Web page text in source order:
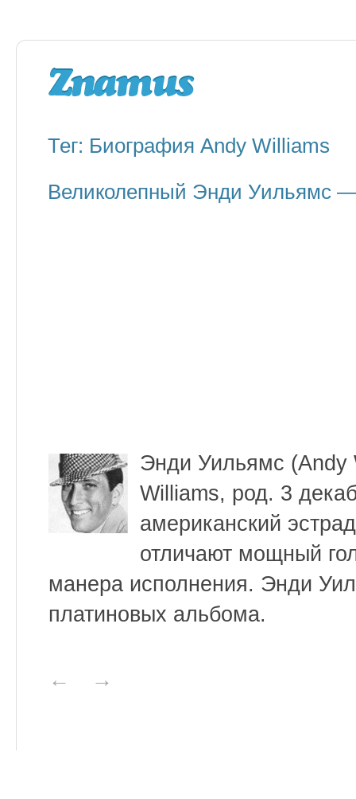
Тег: Биография Andy Williams
Великолепный Энди Уильямс —
Энди Уильямс (Andy
Williams, род. 3
американский
отличают мощный
манера исполнения. Энди
платиновых альбома.
← →